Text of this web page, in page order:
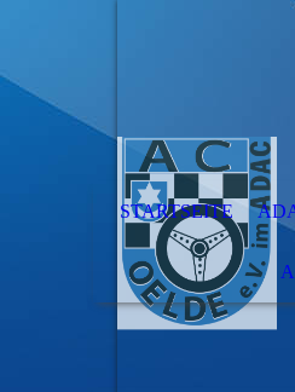
STARTSEITE